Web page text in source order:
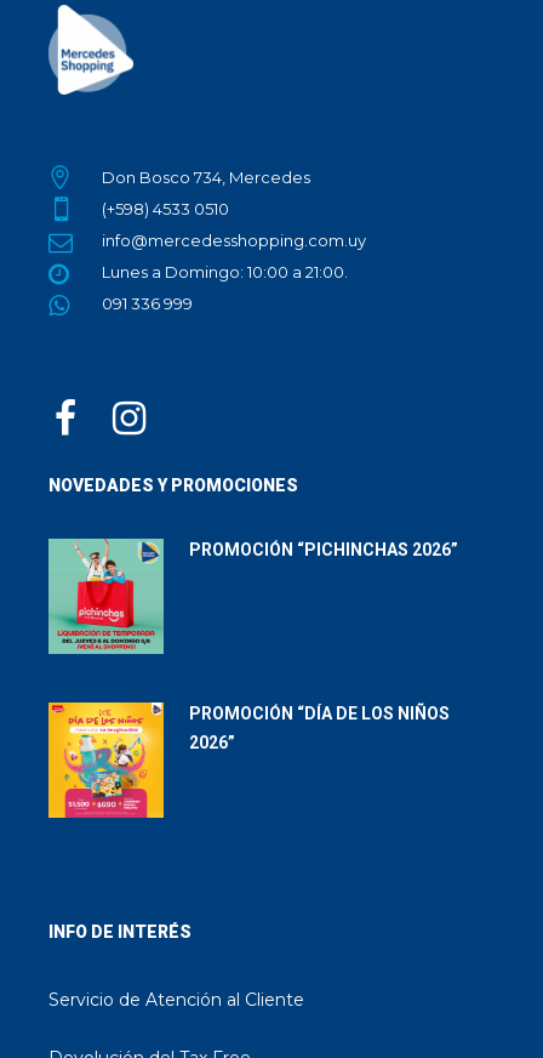
Don Bosco 734, Mercedes
(+598) 4533 0510
info@mercedesshopping.com.uy
Lunes a Domingo: 10:00 a 21:00.
091 336 999
NOVEDADES Y PROMOCIONES
PROMOCIÓN “PICHINCHAS 2026”
PROMOCIÓN “DÍA DE LOS NIÑOS
2026”
INFO DE INTERÉS
Servicio de Atención al Cliente